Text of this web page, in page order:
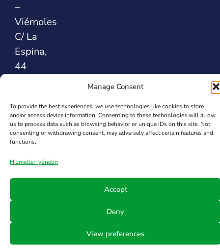
Manage Consent
To provide the best experiences, we use technologies like cookies to store
and/or access device information. Consenting to these technologies will allow
us to process data such as browsing behavior or unique IDs on this site. Not
consenting or withdrawing consent, may adversely affect certain features and
functions.
Hizmetleri yönetin
Accept
Deny
View preferences
–
Viérnoles
C/ La
Espina,
44
İSPANYA